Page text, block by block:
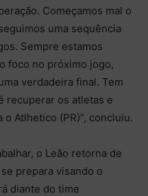
Começamos mal o
uma sequência
Sempre estamos
foco no próximo jogo,
verdadeira final. Tem
recuperar os atletas e
Atlhetico (PR)”, concluiu.
o Leão retorna de
prepara visando o
diante do time